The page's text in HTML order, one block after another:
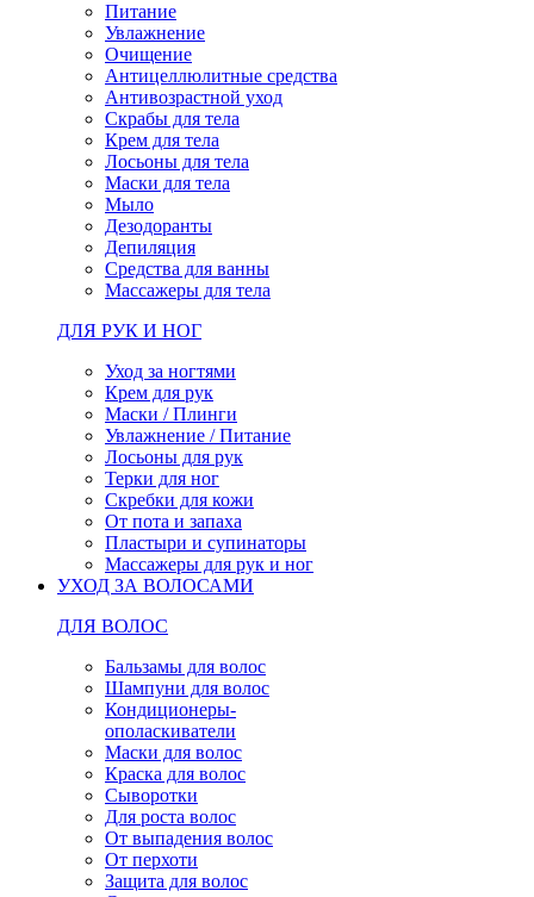
Питание
Увлажнение
Очищение
Антицеллюлитные средства
Антивозрастной уход
Скрабы для тела
Крем для тела
Лосьоны для тела
Маски для тела
Мыло
Дезодоранты
Депиляция
Средства для ванны
Массажеры для тела
ДЛЯ РУК И НОГ
Уход за ногтями
Крем для рук
Маски / Плинги
Увлажнение / Питание
Лосьоны для рук
Терки для ног
Скребки для кожи
От пота и запаха
Пластыри и супинаторы
Массажеры для рук и ног
УХОД ЗА ВОЛОСАМИ
ДЛЯ ВОЛОС
Бальзамы для волос
Шампуни для волос
Кондиционеры-
ополаскиватели
Маски для волос
Краска для волос
Сыворотки
Для роста волос
От выпадения волос
От перхоти
Защита для волос